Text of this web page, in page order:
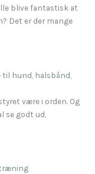
blive fantastisk at
Det er der mange
til hund, halsbånd,
være i orden. Og
se godt ud,